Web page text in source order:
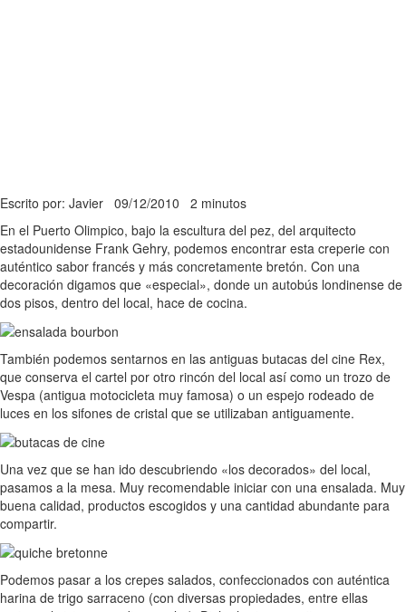
Escrito por: Javier 09/12/2010 2 minutos
En el Puerto Olimpico, bajo la escultura del pez, del arquitecto
estadounidense Frank Gehry, podemos encontrar esta creperie con
auténtico sabor francés y más concretamente bretón. Con una
decoración digamos que «especial», donde un autobús londinense de
dos pisos, dentro del local, hace de cocina.
También podemos sentarnos en las antiguas butacas del cine Rex,
que conserva el cartel por otro rincón del local así como un trozo de
Vespa (antigua motocicleta muy famosa) o un espejo rodeado de
luces en los sifones de cristal que se utilizaban antiguamente.
Una vez que se han ido descubriendo «los decorados» del local,
pasamos a la mesa. Muy recomendable iniciar con una ensalada. Muy
buena calidad, productos escogidos y una cantidad abundante para
compartir.
Podemos pasar a los crepes salados, confeccionados con auténtica
harina de trigo sarraceno (con diversas propiedades, entre ellas